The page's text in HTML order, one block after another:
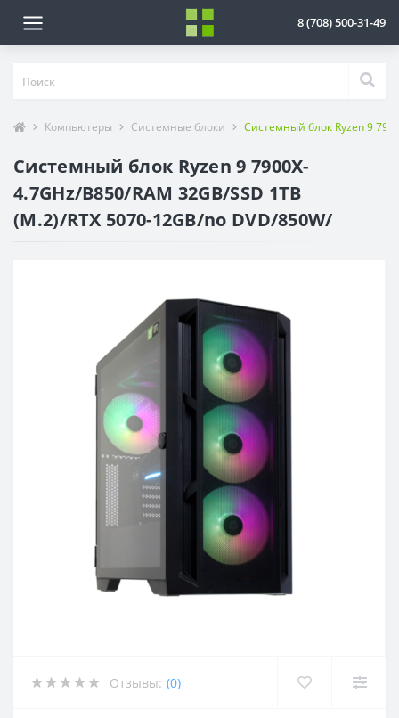
8 (708) 500-31-49
Компьютеры Системные блоки Системный блок Ryzen 9
Системный блок Ryzen 9 7900X-
4.7GHz/B850/RAM 32GB/SSD 1TB
(M.2)/RTX 5070-12GB/no DVD/850W/
Отзывы: (0)